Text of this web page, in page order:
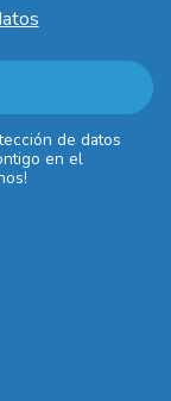
de datos
en el